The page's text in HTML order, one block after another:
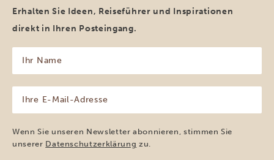
Erhalten Sie Ideen, Reiseführer und Inspirationen
direkt in Ihren Posteingang.
Name
(erforderlich)
Mail-
Adresse
(erforderlich)
Wenn Sie unseren Newsletter abonnieren, stimmen Sie
unserer Datenschutzerklärung zu.